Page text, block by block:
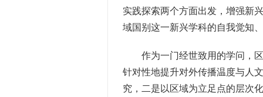
实践探索两个方面出发，增强新
域国别这一新兴学科的自我觉知
作为一门经世致用的学问，区
针对性地提升对外传播温度与人
究，二是以区域为立足点的层次